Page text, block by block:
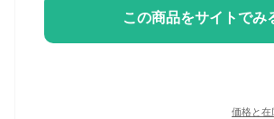
この商品をサイトでみ
価格と在